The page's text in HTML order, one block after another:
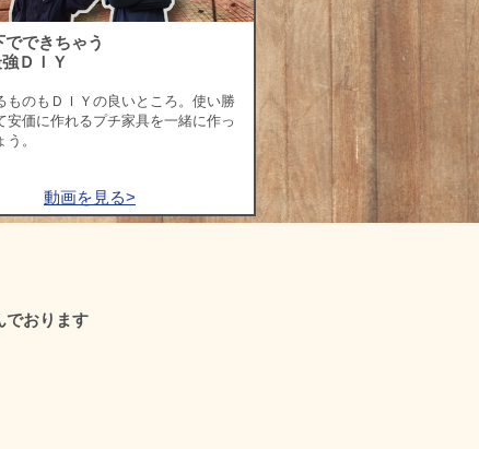
できちゃう
ＤＩＹ
ものもＤＩＹの良いところ。使い勝
安価に作れるプチ家具を一緒に作っ
。
動画を見る>
でおります